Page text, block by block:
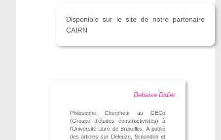
Disponible sur le site de notre partenaire
CAIRN
Debaise Didier
Philosophe. Chercheur au GECo
(Groupe d’études constructivistes) à
l’Université Libre de Bruxelles. A publié
des articles sur Deleuze, Simondon et